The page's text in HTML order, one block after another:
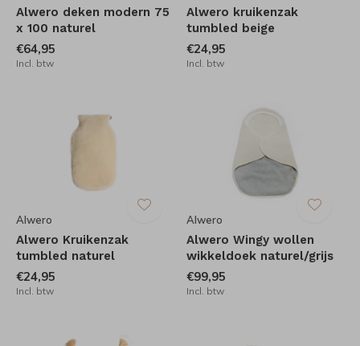
Alwero deken modern 75
x 100 naturel
€64,95
Incl. btw
Alwero kruikenzak
tumbled beige
€24,95
Incl. btw
Alwero
Alwero Kruikenzak
tumbled naturel
€24,95
Incl. btw
Alwero
Alwero Wingy wollen
wikkeldoek naturel/grijs
€99,95
Incl. btw